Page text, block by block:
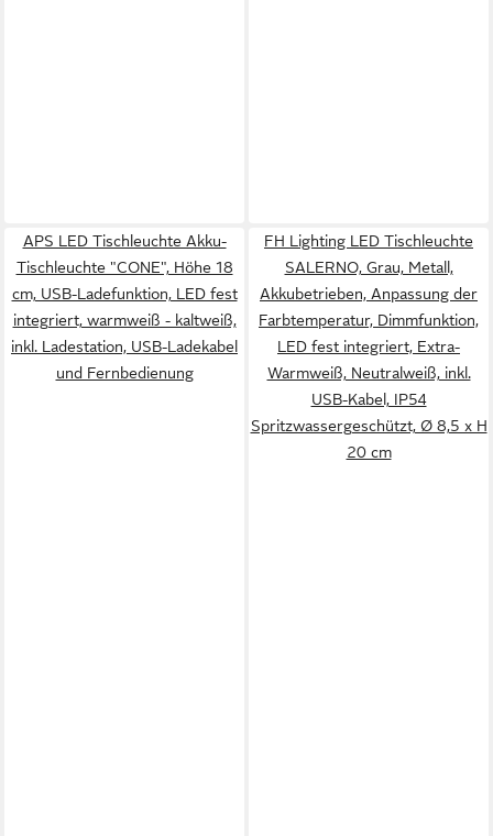
APS LED Tischleuchte Akku-
Tischleuchte "CONE", Höhe 18
cm, USB-Ladefunktion, LED fest
integriert, warmweiß - kaltweiß,
inkl. Ladestation, USB-Ladekabel
und Fernbedienung
FH Lighting LED Tischleuchte
SALERNO, Grau, Metall,
Akkubetrieben, Anpassung der
Farbtemperatur, Dimmfunktion,
LED fest integriert, Extra-
Warmweiß, Neutralweiß, inkl.
USB-Kabel, IP54
Spritzwassergeschützt, Ø 8,5 x H
20 cm